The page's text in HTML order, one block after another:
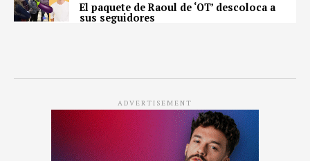
El paquete de Raoul de ‘OT’ descoloca a
sus seguidores
ADVERTISEMENT